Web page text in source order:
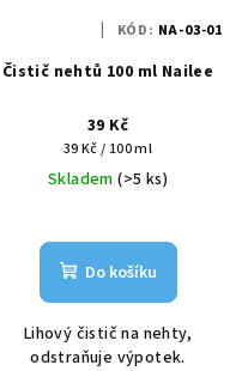
Čistič nehtů 100 ml Nailee
39 Kč
Měrná
cena:
39 Kč / 100 ml
Skladem(>5 ks)
Do košíku
Lihový čistič na nehty,
odstraňuje výpotek.
KÓD: NA-03-01